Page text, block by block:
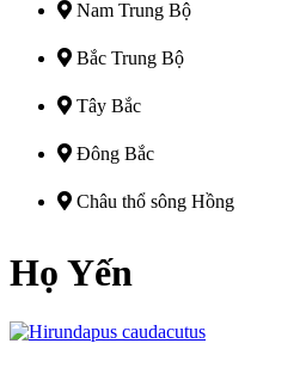
Nam Trung Bộ
Bắc Trung Bộ
Tây Bắc
Đông Bắc
Châu thổ sông Hồng
Họ Yến